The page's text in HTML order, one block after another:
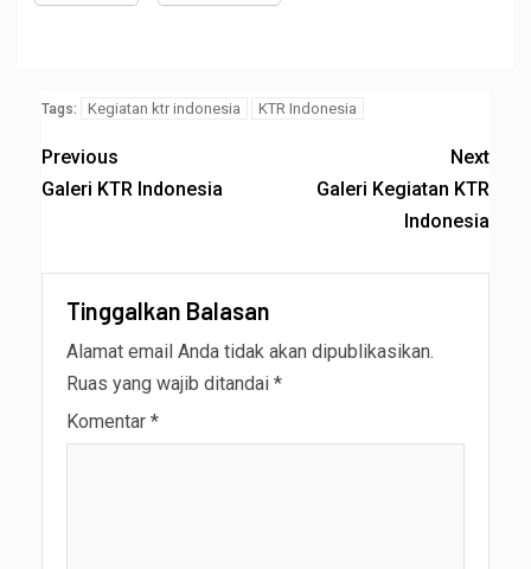
Tags: Kegiatan ktr indonesia KTR Indonesia
Previous
Galeri KTR Indonesia
Next
Galeri Kegiatan KTR
Indonesia
Tinggalkan Balasan
Alamat email Anda tidak akan dipublikasikan.
Ruas yang wajib ditandai *
Komentar *